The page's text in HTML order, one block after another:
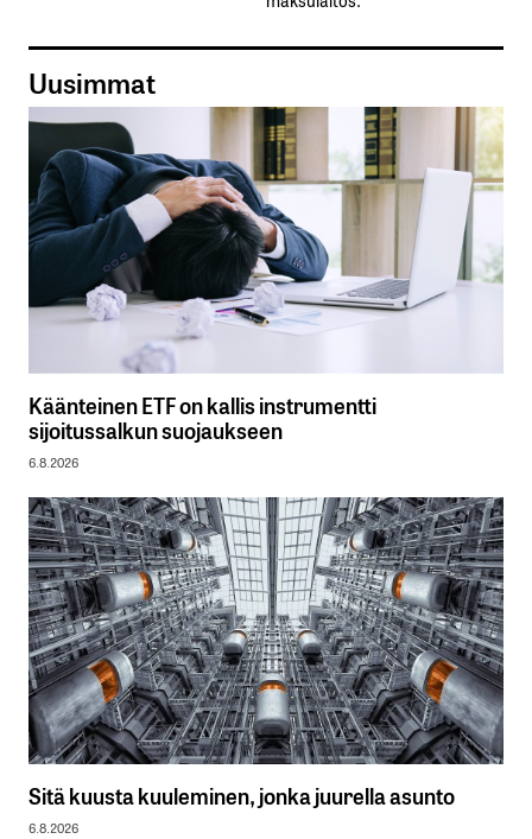
Uusimmat
Käänteinen ETF on kallis instrumentti
sijoitussalkun suojaukseen
6.8.2026
Sitä kuusta kuuleminen, jonka juurella asunto
6.8.2026